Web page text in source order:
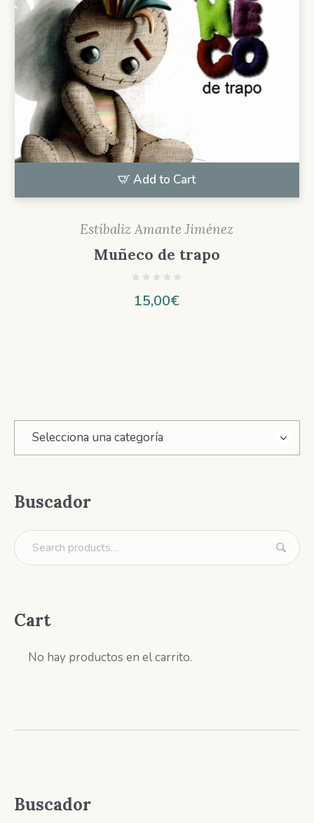
Add to Cart
Estíbaliz Amante Jiménez
Muñeco de trapo
15,00€
Selecciona una categoría
Buscador
Cart
No hay productos en el carrito.
Buscador